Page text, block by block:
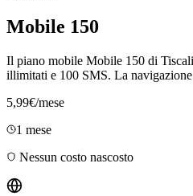
Mobile 150
Il piano mobile Mobile 150 di
illimitati e 100 SMS. La
5,99€/mese
1 mese
Nessun costo nascosto